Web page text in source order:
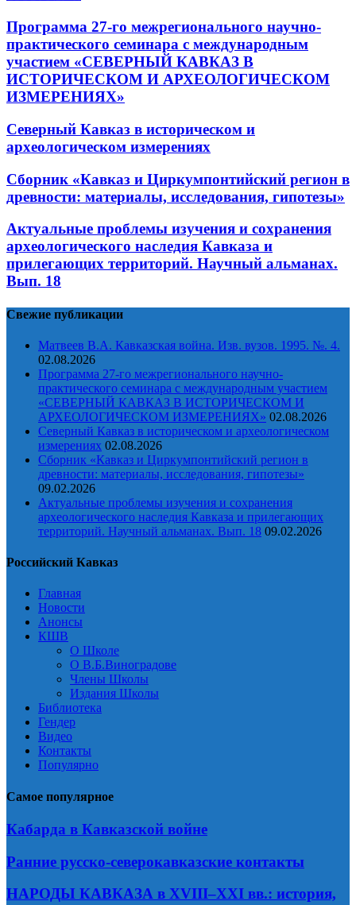
Программа 27-го межрегионального научно-
практического семинара с международным
участием «СЕВЕРНЫЙ КАВКАЗ В
ИСТОРИЧЕСКОМ И АРХЕОЛОГИЧЕСКОМ
ИЗМЕРЕНИЯХ»
Северный Кавказ в историческом и
археологическом измерениях
Сборник «Кавказ и Циркумпонтийский регион в
древности: материалы, исследования, гипотезы»
Актуальные проблемы изучения и сохранения
археологического наследия Кавказа и
прилегающих территорий. Научный альманах.
Вып. 18
Свежие публикации
Матвеев В.А. Кавказская война. Изв. вузов. 1995. №. 4.
02.08.2026
Программа 27-го межрегионального научно-
практического семинара с международным участием
«СЕВЕРНЫЙ КАВКАЗ В ИСТОРИЧЕСКОМ И
АРХЕОЛОГИЧЕСКОМ ИЗМЕРЕНИЯХ» 02.08.2026
Северный Кавказ в историческом и археологическом
измерениях 02.08.2026
Сборник «Кавказ и Циркумпонтийский регион в
древности: материалы, исследования, гипотезы»
09.02.2026
Актуальные проблемы изучения и сохранения
археологического наследия Кавказа и прилегающих
территорий. Научный альманах. Вып. 18 09.02.2026
Российский Кавказ
Главная
Новости
Анонсы
КШВ
О Школе
О В.Б.Виноградове
Члены Школы
Издания Школы
Библиотека
Гендер
Видео
Контакты
Популярно
Самое популярное
Кабарда в Кавказской войне
Ранние русско-северокавказские контакты
НАРОДЫ КАВКАЗА в XVIII–XXI вв.: история,